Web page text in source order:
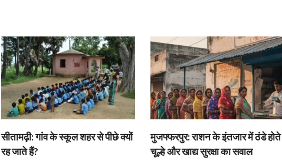
सीतामढ़ी: गांव के स्कूल शहर से पीछे क्यों
रह जाते हैं?
मुजफ्फरपुर: राशन के इंतजार में ठंडे होते
चूल्हे और खाद्य सुरक्षा का सवाल